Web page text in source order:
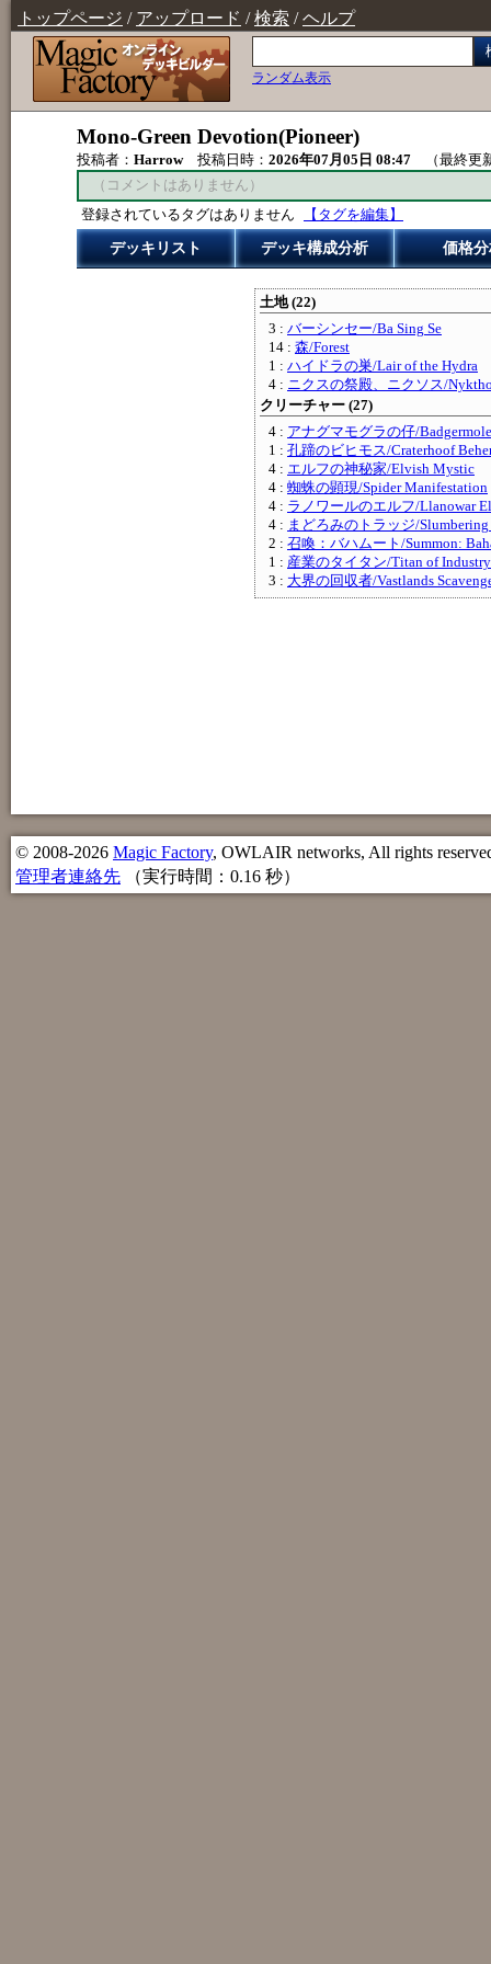
トップページ / アップロード /検索 /ヘルプ
ランダム表示
Mono-Green Devotion(Pioneer)
投稿者： Harrow投稿日時： 2026年07月05日 08:47 （最終更
（コメントはありません）
登録されているタグはありません
【タグを編集】
デッキリスト デッキ構成分析 価格
土地 (22)
3 : バーシンセー/Ba Sing Se
14 : 森/Forest
1 : ハイドラの巣/Lair of the Hydra
4 : ニクスの祭殿、ニクソス/
クリーチャー (27)
4 : アナグマモグラの仔/
1 : 孔蹄のビヒモス/Craterhoof
4 : エルフの神秘家/Elvish Mystic
4 : 蜘蛛の顕現/Spider Manifestation
4 : ラノワールのエルフ/Llanowar
4 : まどろみのトラッジ/Slumbering
2 : 召喚：バハムート/Summon:
1 : 産業のタイタン/Titan of Industry
3 : 大界の回収者/Vastlands
© 2008-2026 Magic Factory, OWLAIR networks, All rights
管理者連絡先 （実行時間：0.16 秒）